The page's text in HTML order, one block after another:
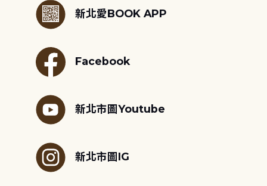
新北愛BOOK APP
Facebook
新北市圖Youtube
新北市圖IG